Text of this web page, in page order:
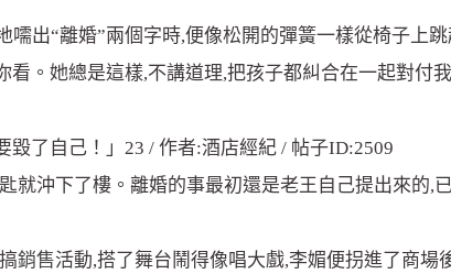
嚅出“離婚”兩個字時,便像松開的彈簧一樣從椅子上
看。她總是這樣,不講道理,把孩子都糾合在一起對付
就沖下了樓。離婚的事最初還是老王自己提出來的,
銷售活動,搭了舞台鬧得像唱大戲,李媚便拐進了商場